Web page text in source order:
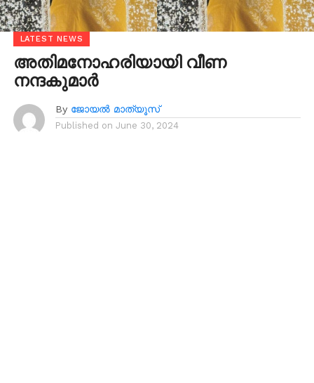
LATEST NEWS
അതിമനോഹരിയായി വീണ
നന്ദകുമാര്‍
By ജോയൽ മാത്യൂസ്
Published on June 30, 2024